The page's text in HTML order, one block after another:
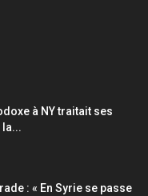
à NY traitait ses
: « En Syrie se passe